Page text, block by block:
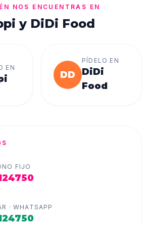
NOS ENCUENTRAS EN
y DiDi Food
EN
DD
PÍDELO EN
DiDi
Food
FIJO
· WHATSAPP